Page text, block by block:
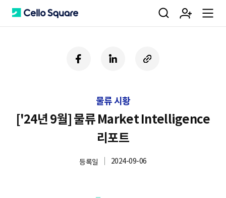
C 검 회 m
페
이
크
U
R
하
기
물류 시황
['24년 9월] 물류 Market Intelligence
리포트
등록일 2024-09-06